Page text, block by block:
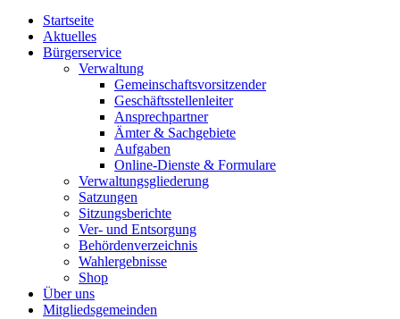
Startseite
Aktuelles
Bürgerservice
Verwaltung
Gemeinschaftsvorsitzender
Geschäftsstellenleiter
Ansprechpartner
Ämter & Sachgebiete
Aufgaben
Online-Dienste & Formulare
Verwaltungsgliederung
Satzungen
Sitzungsberichte
Ver- und Entsorgung
Behördenverzeichnis
Wahlergebnisse
Shop
Über uns
Mitgliedsgemeinden